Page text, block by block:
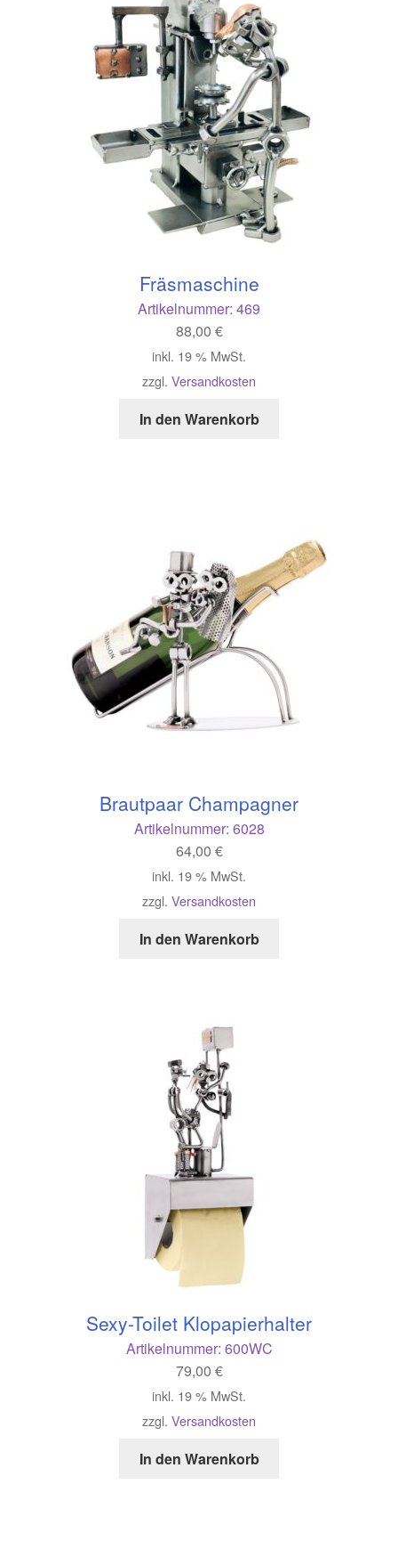
Fräsmaschine
Artikelnummer: 469
88,00 €
inkl. 19 % MwSt.
zzgl. Versandkosten
In den Warenkorb
Brautpaar Champagner
Artikelnummer: 6028
64,00 €
inkl. 19 % MwSt.
zzgl. Versandkosten
In den Warenkorb
Sexy-Toilet Klopapierhalter
Artikelnummer: 600WC
79,00 €
inkl. 19 % MwSt.
zzgl. Versandkosten
In den Warenkorb